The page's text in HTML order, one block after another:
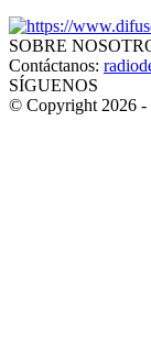
SOBRE
Contáctanos:
SÍGUENOS
© Copyright 2026 -